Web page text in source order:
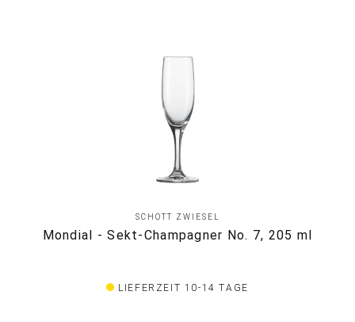
SCHOTT ZWIESEL
Mondial - Sekt-Champagner No. 7, 205 ml
LIEFERZEIT 10-14 TAGE